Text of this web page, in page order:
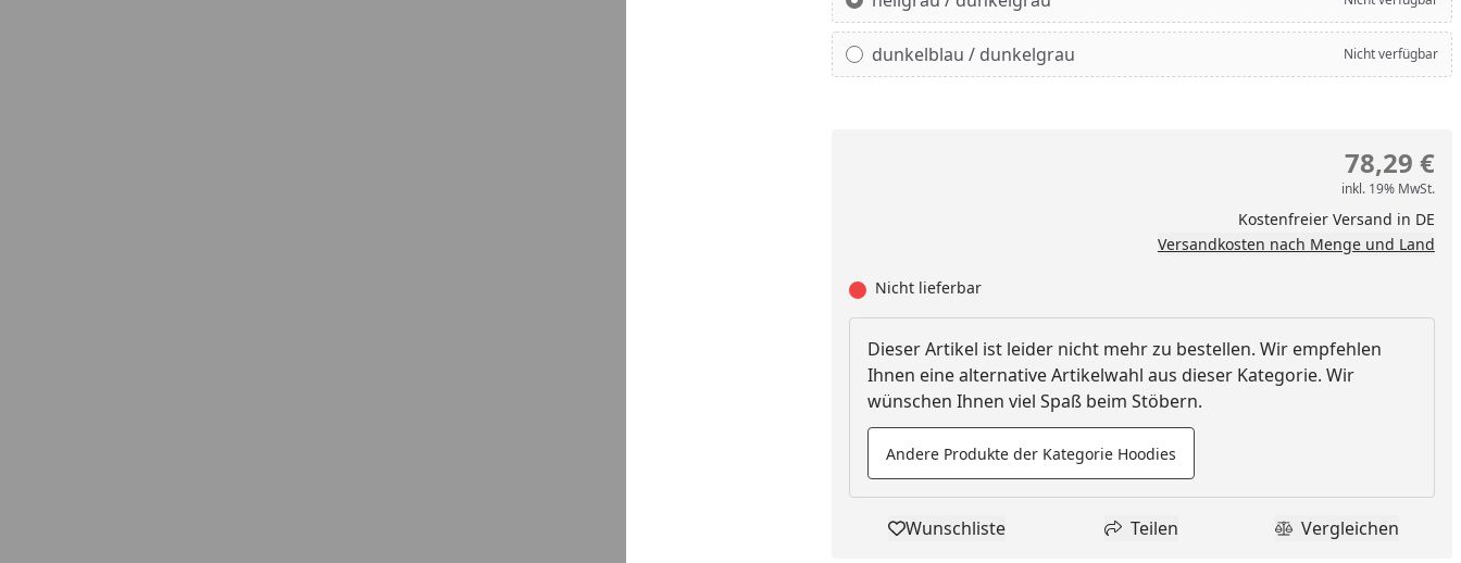
dunkelblau / dunkelgrau Nicht verfügbar
78,29 €
inkl. 19% MwSt.
Kostenfreier Versand in DE
Versandkosten nach Menge und Land
Nicht lieferbar
Dieser Artikel ist leider nicht mehr zu bestellen. Wir empfehlen
Ihnen eine alternative Artikelwahl aus dieser Kategorie. Wir
wünschen Ihnen viel Spaß beim Stöbern.
Andere Produkte der Kategorie Hoodies
Produkt zur Wunschliste hinzufügen
Wunschliste Teilen
Teilen Produkt
Vergleichen